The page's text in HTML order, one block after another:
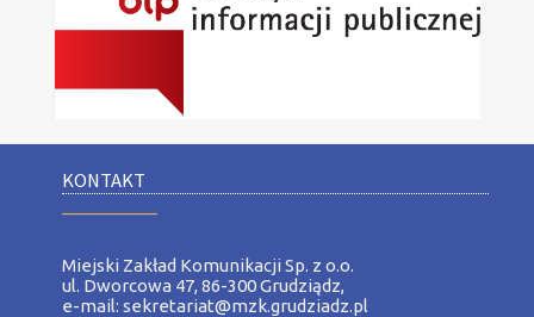
KONTAKT
Miejski Zakład Komunikacji Sp. z o.o.
ul. Dworcowa 47, 86-300 Grudziądz,
e-mail: sekretariat@mzk.grudziadz.pl